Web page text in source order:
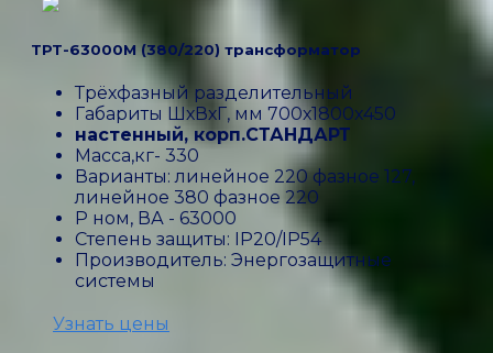
ТРТ-63000М (380/220) трансформатор
Трёхфазный разделительный
Габариты ШхВхГ, мм 700х1800х450
настенный, корп.СТАНДАРТ
Масса,кг- 330
Варианты: линейное 220 фазное 127,
линейное 380 фазное 220
P ном, ВА - 63000
Степень защиты: IP20/IP54
Производитель: Энергозащитные
системы
Узнать цены